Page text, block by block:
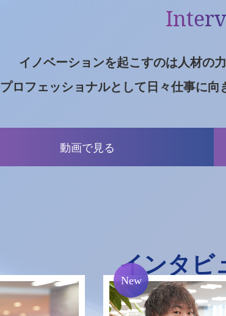
イノベーションを起こすのは人材の力
プロフェッショナルとして日々仕事に向
動画で見る
インタビ